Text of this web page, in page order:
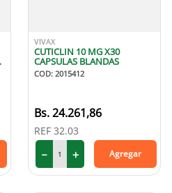
VIVAX
CUTICLIN 10 MG X30
CAPSULAS BLANDAS
COD: 2015412
24.261,86
REF 32.03
＋
－ Agregar